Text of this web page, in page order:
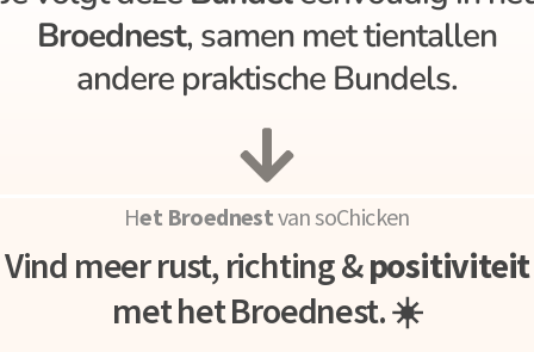
Broednest, samen met tientallen
andere praktische Bundels.
Het Broednestvan soChicken
Vind meer rust, richting &positiviteit
met het Broednest. ☀️